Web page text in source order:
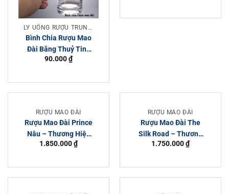
LY UỐNG RƯỢU TRUNG QUỐC
Bình Chia Rượu Mao
Đài Bằng Thuỷ Tinh
Dung Tích 80ml-
90.000₫
Moutai
RƯỢU MAO ĐÀI
Rượu Mao Đài Prince
Nâu – Thương Hiệu
Kweichow Moutai
1.850.000₫
RƯỢU MAO ĐÀI
Rượu Mao Đài The
Silk Road – Thương
Hiệu Kweichow
1.750.000₫